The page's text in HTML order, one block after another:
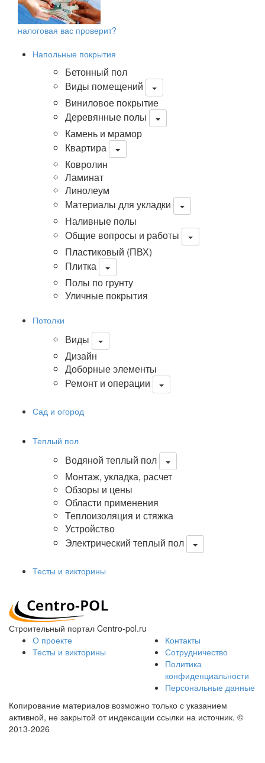
налоговая вас проверит?
Напольные покрытия
Бетонный пол
Виды помещений
Виниловое покрытие
Деревянные полы
Камень и мрамор
Квартира
Ковролин
Ламинат
Линолеум
Материалы для укладки
Наливные полы
Общие вопросы и работы
Пластиковый (ПВХ)
Плитка
Полы по грунту
Уличные покрытия
Потолки
Виды
Дизайн
Доборные элементы
Ремонт и операции
Сад и огород
Теплый пол
Водяной теплый пол
Монтаж, укладка, расчет
Обзоры и цены
Области применения
Теплоизоляция и стяжка
Устройство
Электрический теплый пол
Тесты и викторины
Строительный портал Centro-pol.ru
О проекте
Тесты и викторины
Контакты
Сотрудничество
Политика
конфиденциальности
Персональные данные
Копирование материалов возможно только с указанием
активной, не закрытой от индексации ссылки на источник. ©
2013-2026